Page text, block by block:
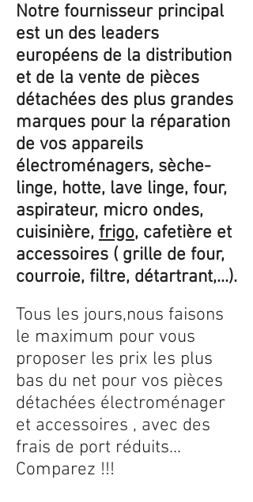
Notre fournisseur principal
est un des leaders
européens de la distribution
et de la vente de pièces
détachées des plus grandes
marques pour la réparation
de vos appareils
électroménagers, sèche-
linge, hotte, lave linge, four,
aspirateur, micro ondes,
cuisinière, frigo, cafetière et
accessoires ( grille de four,
courroie, filtre, détartrant,...).
Tous les jours,nous faisons
le maximum pour vous
proposer les prix les plus
bas du net pour vos pièces
détachées électroménager
et accessoires , avec des
frais de port réduits...
Comparez !!!